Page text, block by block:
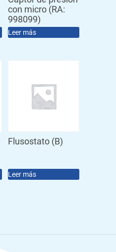
con micro (RA:
998099)
Leer más
Flusostato (B)
Leer más